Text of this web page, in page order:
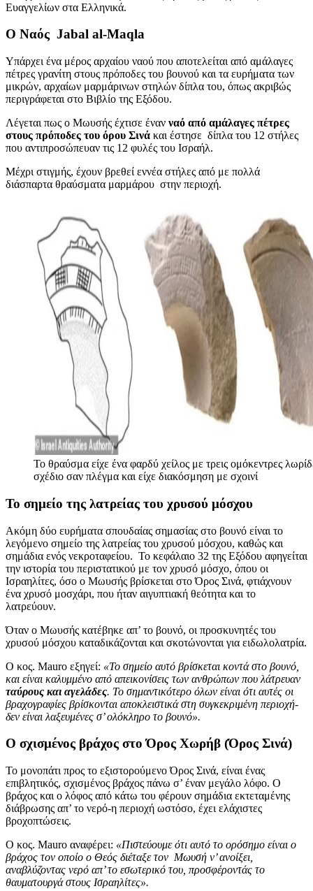
Ευαγγελίων στα Ελληνικά.
Ο Ναός Jabal al-Maqla
Υπάρχει ένα μέρος αρχαίου ναού που αποτελείται από αμάλαγες
πέτρες γρανίτη στους πρόποδες του βουνού και τα ευρήματα των
μικρών, αρχαίων μαρμάρινων στηλών δίπλα του, όπως ακριβώς
περιγράφεται στο Βιβλίο της Εξόδου.
Λέγεται πως ο Μωυσής έχτισε έναν ναό από αμάλαγες πέτρες
στους πρόποδες του όρου Σινά και έστησε δίπλα του 12 στήλες
που αντιπροσώπευαν τις 12 φυλές του Ισραήλ.
Μέχρι στιγμής, έχουν βρεθεί εννέα στήλες από με πολλά
διάσπαρτα θραύσματα μαρμάρου στην περιοχή.
Το θραύσμα είχε ένα φαρδύ χείλος με τρεις ομόκεντρες
σχέδιο σαν πλέγμα και είχε διακόσμηση με σχοινί
To σημείο της λατρείας του χρυσού μόσχου
Ακόμη δύο ευρήματα σπουδαίας σημασίας στο βουνό είναι το
λεγόμενο σημείο της λατρείας του χρυσού μόσχου, καθώς και
σημάδια ενός νεκροταφείου. Το κεφάλαιο 32 της Εξόδου αφηγείται
την ιστορία του περιστατικού με τον χρυσό μόσχο, όπου οι
Ισραηλίτες, όσο ο Μωυσής βρίσκεται στο Όρος Σινά, φτιάχνουν
ένα χρυσό μοσχάρι, που ήταν αιγυπτιακή θεότητα και το
λατρεύουν.
Όταν ο Μωυσής κατέβηκε απ’ το βουνό, οι προσκυνητές του
χρυσού μόσχου καταδικάζονται και σκοτώνονται για ειδωλολατρία.
Ο κος. Mauro εξηγεί: «Το σημείο αυτό βρίσκεται κοντά στο βουνό,
και είναι καλυμμένο από απεικονίσεις των ανθρώπων που λάτρευαν
ταύρους και αγελάδες. Το σημαντικότερο όλων είναι ότι αυτές οι
βραχογραφίες βρίσκονται αποκλειστικά στη συγκεκριμένη περιοχή-
δεν είναι λαξευμένες σ’ ολόκληρο το βουνό».
Ο σχισμένος βράχος στο Όρος Χωρήβ (Όρος Σινά)
Το μονοπάτι προς το εξιστορούμενο Όρος Σινά, είναι ένας
επιβλητικός, σχισμένος βράχος πάνω σ’ έναν μεγάλο λόφο. Ο
βράχος και ο λόφος από κάτω του φέρουν σημάδια εκτεταμένης
διάβρωσης απ’ το νερό-η περιοχή ωστόσο, έχει ελάχιστες
βροχοπτώσεις.
Ο κος. Mauro αναφέρει: «Πιστεύουμε ότι αυτό το ορόσημο είναι ο
βράχος τον οποίο ο Θεός διέταξε τον Μωυσή ν’ ανοίξει,
αναβλύζοντας νερό απ’ το εσωτερικό του, προσφέροντάς το
θαυματουργά στους Ισραηλίτες».